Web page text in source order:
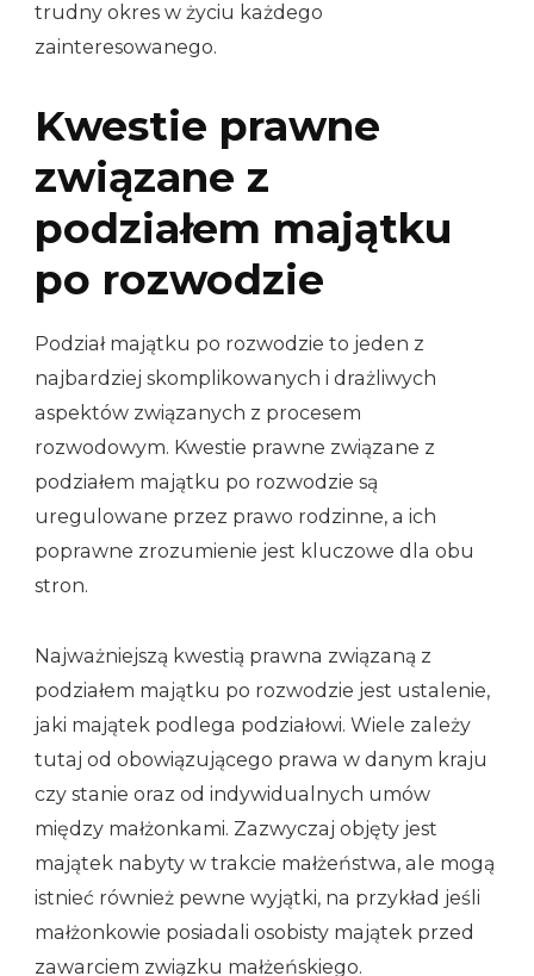
trudny okres w życiu każdego
zainteresowanego.
Kwestie prawne
związane z
podziałem majątku
po rozwodzie
Podział majątku po rozwodzie to jeden z
najbardziej skomplikowanych i drażliwych
aspektów związanych z procesem
rozwodowym. Kwestie prawne związane z
podziałem majątku po rozwodzie są
uregulowane przez prawo rodzinne, a ich
poprawne zrozumienie jest kluczowe dla obu
stron.
Najważniejszą kwestią prawna związaną z
podziałem majątku po rozwodzie jest ustalenie,
jaki majątek podlega podziałowi. Wiele zależy
tutaj od obowiązującego prawa w danym kraju
czy stanie oraz od indywidualnych umów
między małżonkami. Zazwyczaj objęty jest
majątek nabyty w trakcie małżeństwa, ale mogą
istnieć również pewne wyjątki, na przykład jeśli
małżonkowie posiadali osobisty majątek przed
zawarciem związku małżeńskiego.